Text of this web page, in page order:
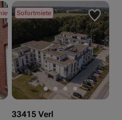
Sofortmiete
33415 Verl